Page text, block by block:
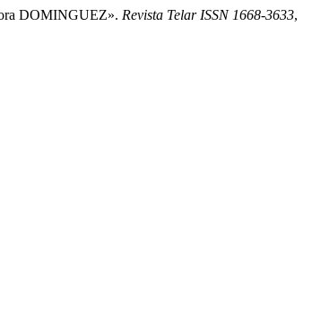
DOMINGUEZ». Revista Telar ISSN 1668-3633,